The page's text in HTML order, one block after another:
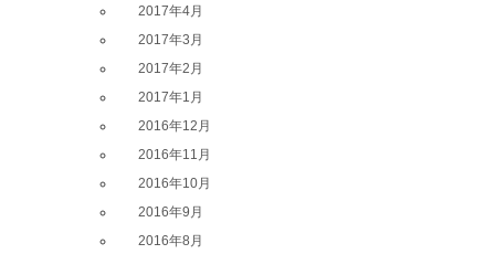
2017年4月
2017年3月
2017年2月
2017年1月
2016年12月
2016年11月
2016年10月
2016年9月
2016年8月